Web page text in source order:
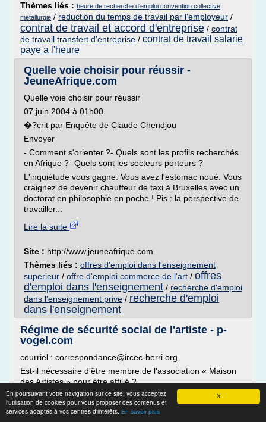
X
En poursuivant votre navigation sur ce site, vous acceptez
l'utilisation de cookies pour vous proposer des contenus et
services adaptés à vos centres d'intérêts. En savoir plus
Thèmes liés : heure de recherche d'emploi convention collective
metallurgie / reduction du temps de travail par l'employeur /
contrat de travail et accord d'entreprise / contrat
de travail transfert d'entreprise / contrat de travail salarie
paye a l'heure
Quelle voie choisir pour réussir -
JeuneAfrique.com
Quelle voie choisir pour réussir
07 juin 2004 à 01h00
�?crit par Enquête de Claude Chendjou
Envoyer
- Comment s'orienter ?- Quels sont les profils recherchés
en Afrique ?- Quels sont les secteurs porteurs ?
L'inquiétude vous gagne. Vous avez l'estomac noué. Vous
craignez de devenir chauffeur de taxi à Bruxelles avec un
doctorat en philosophie en poche ! Pis : la perspective de
travailler...
Lire la suite
Site : http://www.jeuneafrique.com
Thèmes liés : offres d'emploi dans l'enseignement
superieur / offre d'emploi commerce de l'art / offres
d'emploi dans l'enseignement / recherche d'emploi
dans l'enseignement prive / recherche d'emploi
dans l'enseignement
Régime de sécurité social de l'artiste - p-
vogel.com
courriel : correspondance@ircec-berri.org
Est-il nécessaire d'être membre de l'association « Maison
des Artistes » pour être affilié ?
Non, l'adhésion à l'association est entièrement distincte de
la qualité d'affilié. Elle est libre, alors que l'affiliation est
obligatoire dès lors que votre activité principale entre dans